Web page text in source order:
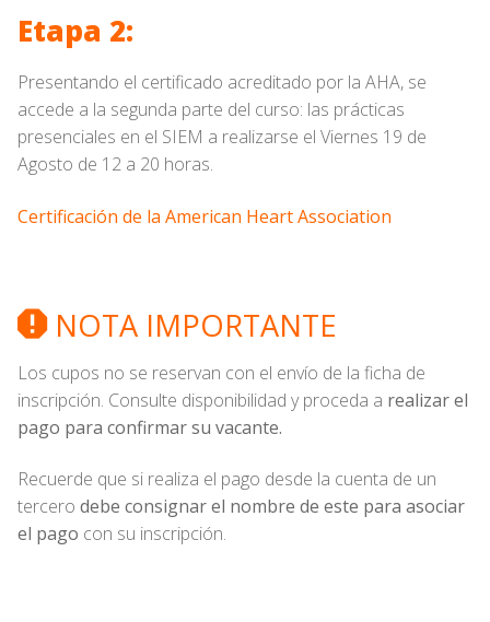
Etapa 2:
Presentando el certificado acreditado por la AHA, se
accede a la segunda parte del curso: las prácticas
presenciales en el SIEM a realizarse el Viernes 19 de
Agosto de 12 a 20 horas.
Certificación de la American Heart Association
NOTA IMPORTANTE
Los cupos no se reservan con el envío de la ficha de
inscripción. Consulte disponibilidad y proceda a realizar el
pago para confirmar su vacante.
Recuerde que si realiza el pago desde la cuenta de un
tercero debe consignar el nombre de este para asociar
el pago con su inscripción.